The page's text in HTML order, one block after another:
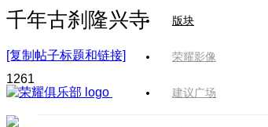
版块
荣耀影像
建议广场
千年古刹隆兴寺
[复制帖子标题和链接]
1261